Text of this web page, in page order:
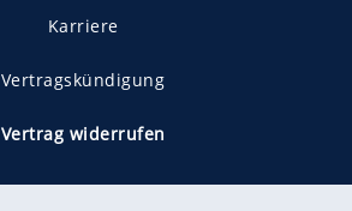
Karriere
Vertragskündigung
Vertrag widerrufen